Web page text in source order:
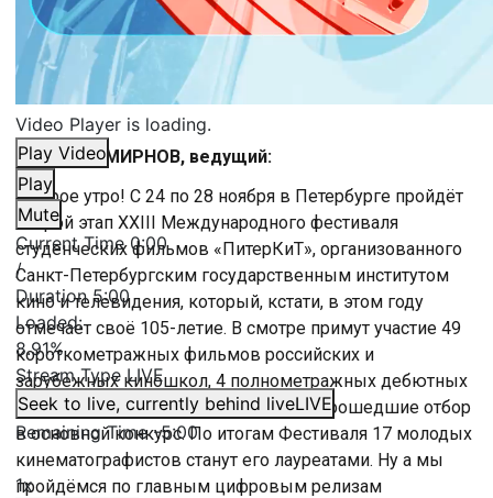
Video Player is loading.
Play Video
Play
Mute
Current Time0:00
/
Duration5:00
Loaded:
8.91%
Stream TypeLIVE
Seek to live, currently behind liveLIVE
Remaining Time-5:00
1x
АНДРЕЙ СМИРНОВ, ведущий:
Доброе утро! С 24 по 28 ноября в Петербурге пройдёт
второй этап XXIII Международного фестиваля
студенческих фильмов «ПитерКиТ», организованного
Санкт-Петербургским государственным институтом
кино и телевидения, который, кстати, в этом году
отмечает своё 105-летие. В смотре примут участие 49
короткометражных фильмов российских и
зарубежных киношкол, 4 полнометражных дебютных
игровых фильма, а также сценарии, прошедшие отбор
в основной конкурс. По итогам Фестиваля 17 молодых
кинематографистов станут его лауреатами. Ну а мы
пройдёмся по главным цифровым релизам